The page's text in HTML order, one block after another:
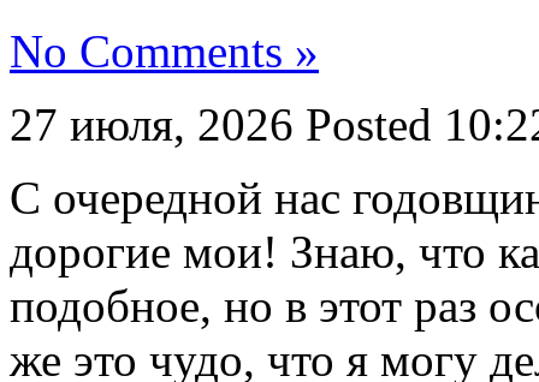
No Comments »
27 июля, 2026 Posted
С очередной нас
дорогие мои! Знаю, что
подобное, но в этот раз
же это чудо, что я могу